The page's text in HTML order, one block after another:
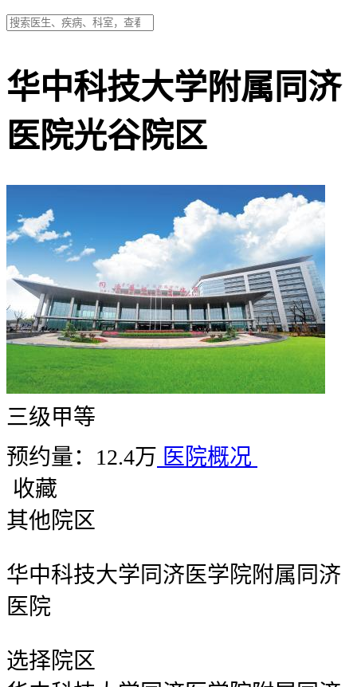
华中科技大学附属同济
医院光谷院区
三级甲等
预约量：12.4万 医院概况
收藏
其他院区
华中科技大学同济医学院附属同济
医院
选择院区